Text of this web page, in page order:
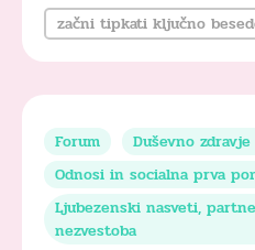
Forum
Duševno
Odnosi in socialna prva
Ljubezenski nasveti,
nezvestoba